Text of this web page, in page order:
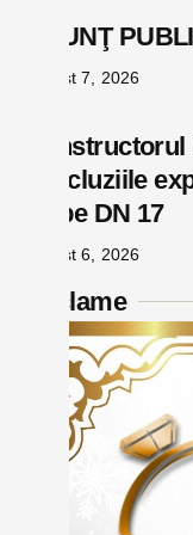
ANUNŢ
august 7, 2026
concluziile
de pe DN 17
august 6, 2026
Reclame